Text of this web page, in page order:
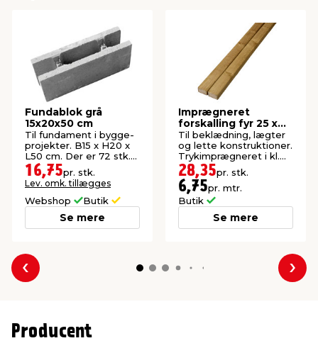
Fundablok grå
15x20x50 cm
Til fundament i bygge-
projekter. B15 x H20 x
L50 cm. Der er 72 stk.
pr. palle.
16,75pr. stk.
Lev. omk. tillægges
Webshop Butik
Se mere
Imprægneret
forskalling fyr 25 x
50 x 4200 mm
Til beklædning, lægter
og lette konstruktioner.
Trykimprægneret i kl.
NTR AB.
28,35pr. stk.
6,75pr. mtr.
Butik
Se mere
Forrige
Producent